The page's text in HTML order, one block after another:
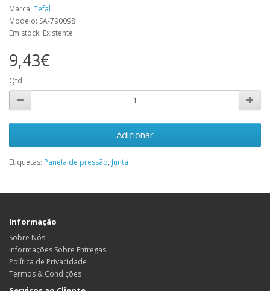
Marca: Tefal
Modelo: SA-790098
Em stock: Existente
9,43€
Qtd
Adicionar
Etiquetas: Panela de pressão, Junta
Informação
Sobre Nós
Informações Sobre Entregas
Política de Privacidade
Termos & Condições